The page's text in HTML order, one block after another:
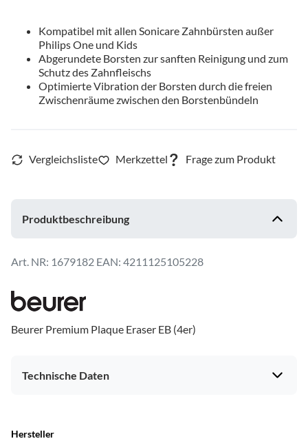
Kompatibel mit allen Sonicare Zahnbürsten außer
Philips One und Kids
Abgerundete Borsten zur sanften Reinigung und zum
Schutz des Zahnfleischs
Optimierte Vibration der Borsten durch die freien
Zwischenräume zwischen den Borstenbündeln
Produktbeschreibung
1679182 EAN: 4211125105228
Beurer Premium Plaque Eraser EB (4er)
Technische Daten
Hersteller